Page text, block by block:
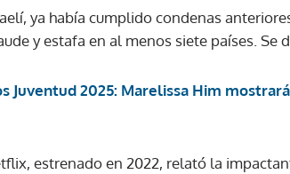
Gracias por suscribirte a
ya había cumplido condenas
y estafa en al menos siete países. Se
Juventud 2025: Marelissa Him
estrenado en 2022, relató la